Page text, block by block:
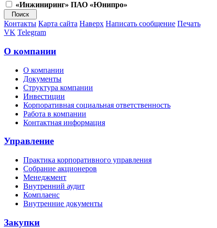
«Инжиниринг» ПАО «Юнипро»
Контакты Карта сайта Наверх Написать сообщение Печать
VK Telegram
О компании
О компании
Документы
Структура компании
Инвестиции
Корпоративная социальная ответственность
Работа в компании
Контактная информация
Управление
Практика корпоративного управления
Собрание акционеров
Менеджмент
Внутренний аудит
Комплаенс
Внутренние документы
Закупки